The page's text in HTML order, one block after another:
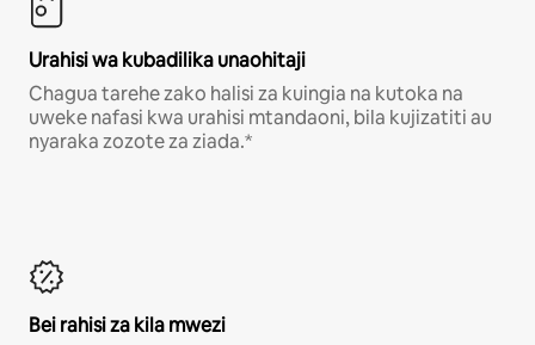
Urahisi wa kubadilika unaohitaji
Chagua tarehe zako halisi za kuingia na kutoka na
uweke nafasi kwa urahisi mtandaoni, bila kujizatiti au
nyaraka zozote za ziada.*
Bei rahisi za kila mwezi